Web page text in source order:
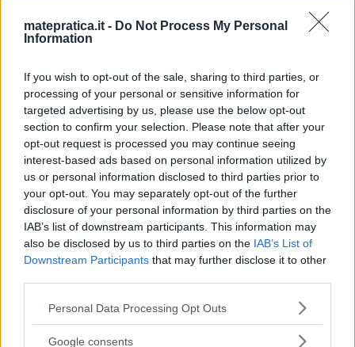
matepratica.it - Do Not Process My Personal
Information
If you wish to opt-out of the sale, sharing to third parties, or
processing of your personal or sensitive information for
targeted advertising by us, please use the below opt-out
section to confirm your selection. Please note that after your
opt-out request is processed you may continue seeing
interest-based ads based on personal information utilized by
us or personal information disclosed to third parties prior to
your opt-out. You may separately opt-out of the further
disclosure of your personal information by third parties on the
IAB’s list of downstream participants. This information may
also be disclosed by us to third parties on the IAB’s List of
Downstream Participants that may further disclose it to other
Please note that this website/app uses one or more Google
not limited to your visit or usage behaviour. You may click to
Personal Data Processing Opt Outs
Google consents
in ordine crescente sono
; 213 \leftrightarrow 5037 ; 231 \leftrightarrow 5038 ;
312 \leftrightarrow 5038 ; 321 \leftrightarrow 5040 \]
e dove si sono riportati i valori corrispondenti
dell’indice che ne identifica la posizione tra le \( 7! =
5040 \) permutazioni. Ne segue che il valore che
corrisponde al \( 5036 \longrightarrow 7654132 \).
Per individuare il numero che occupa la \( 1441-esima
\) posizione notiamo che le
permutazioni che hanno come cifra più significativa 1
ammontano a \( 6! = 720 \)
Se disponiamo in ordine crescente i numeri formati
dalle cifre \( {1,...,7} \), allora i primi \( 6! = 720 \)